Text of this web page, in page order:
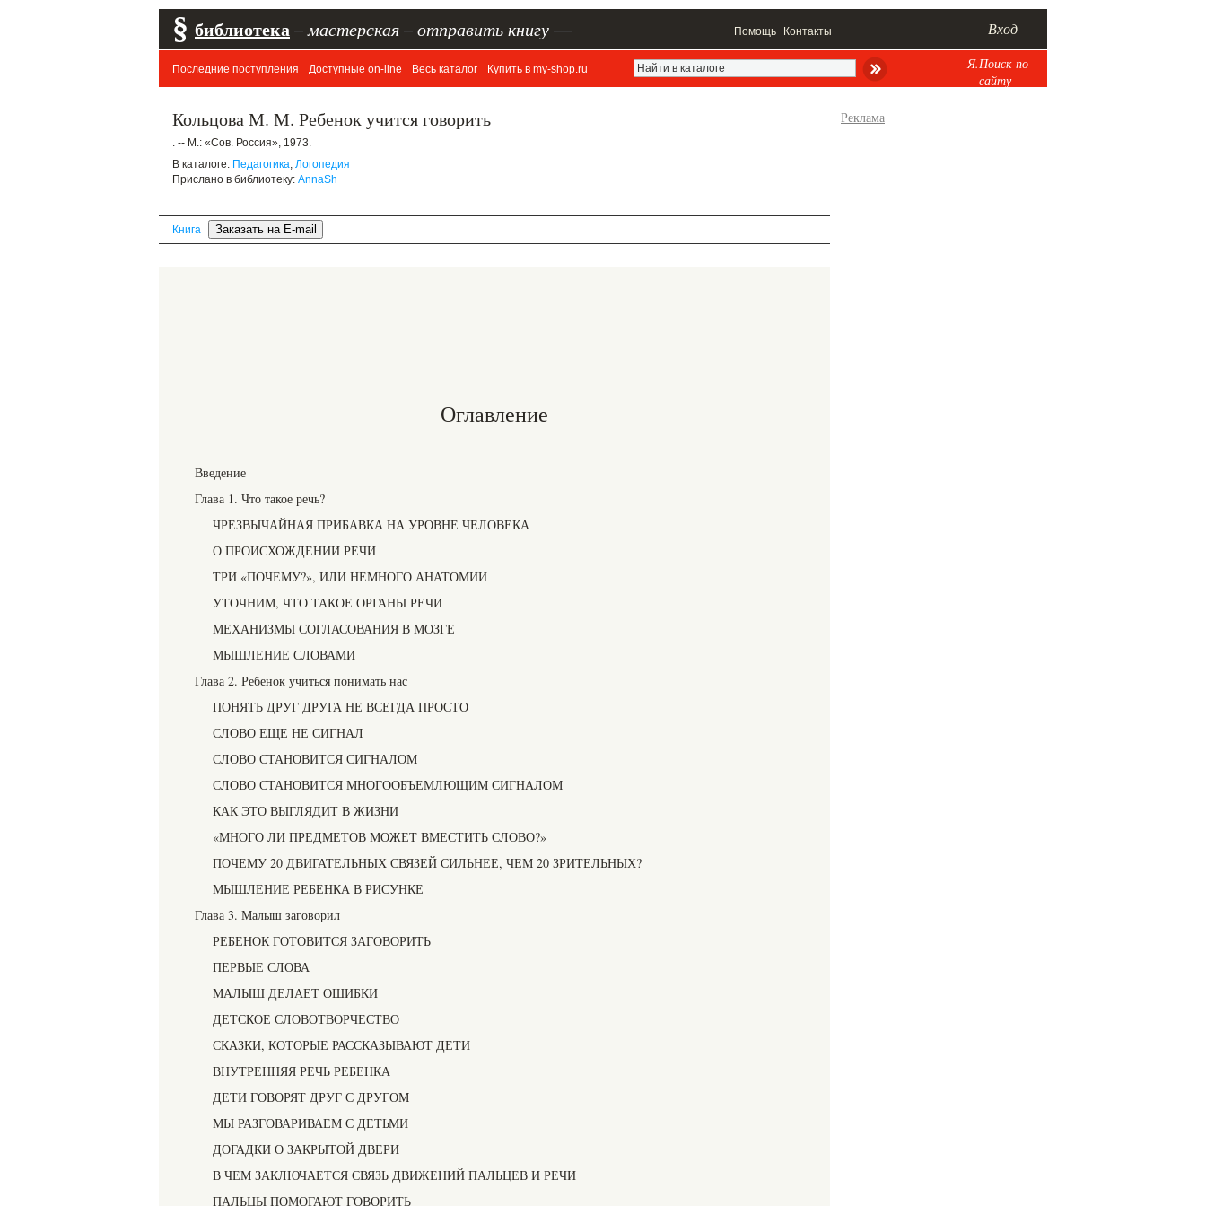
§ библиотека мастерская отправить книгу Помощь Контакты Вход —
Последние поступления Доступные on-line Весь каталог Купить в my-shop.ru
Я.Поиск по
сайту
Кольцова М. М. Ребенок учится говорить
. -- М.: «Сов. Россия», 1973.
В каталоге: Педагогика, Логопедия
Прислано в библиотеку: AnnaSh
Книга
Оглавление
Введение
Глава 1. Что такое речь?
ЧРЕЗВЫЧАЙНАЯ ПРИБАВКА НА УРОВНЕ ЧЕЛОВЕКА
О ПРОИСХОЖДЕНИИ РЕЧИ
ТРИ «ПОЧЕМУ?», ИЛИ НЕМНОГО АНАТОМИИ
УТОЧНИМ, ЧТО ТАКОЕ ОРГАНЫ РЕЧИ
МЕХАНИЗМЫ СОГЛАСОВАНИЯ В МОЗГЕ
МЫШЛЕНИЕ СЛОВАМИ
Глава 2. Ребенок учиться понимать нас
ПОНЯТЬ ДРУГ ДРУГА НЕ ВСЕГДА ПРОСТО
СЛОВО ЕЩЕ НЕ СИГНАЛ
СЛОВО СТАНОВИТСЯ СИГНАЛОМ
СЛОВО СТАНОВИТСЯ МНОГООБЪЕМЛЮЩИМ СИГНАЛОМ
КАК ЭТО ВЫГЛЯДИТ В ЖИЗНИ
«МНОГО ЛИ ПРЕДМЕТОВ МОЖЕТ ВМЕСТИТЬ СЛОВО?»
ПОЧЕМУ 20 ДВИГАТЕЛЬНЫХ СВЯЗЕЙ СИЛЬНЕЕ, ЧЕМ 20 ЗРИТЕЛЬНЫХ?
МЫШЛЕНИЕ РЕБЕНКА В РИСУНКЕ
Глава 3. Малыш заговорил
РЕБЕНОК ГОТОВИТСЯ ЗАГОВОРИТЬ
ПЕРВЫЕ СЛОВА
МАЛЫШ ДЕЛАЕТ ОШИБКИ
ДЕТСКОЕ СЛОВОТВОРЧЕСТВО
СКАЗКИ, КОТОРЫЕ РАССКАЗЫВАЮТ ДЕТИ
ВНУТРЕННЯЯ РЕЧЬ РЕБЕНКА
ДЕТИ ГОВОРЯТ ДРУГ С ДРУГОМ
МЫ РАЗГОВАРИВАЕМ С ДЕТЬМИ
ДОГАДКИ О ЗАКРЫТОЙ ДВЕРИ
В ЧЕМ ЗАКЛЮЧАЕТСЯ СВЯЗЬ ДВИЖЕНИЙ ПАЛЬЦЕВ И РЕЧИ
ПАЛЬЦЫ ПОМОГАЮТ ГОВОРИТЬ
Реклама